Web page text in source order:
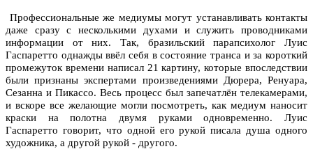
Профессиональные же медиумы могут устанавливать контакты
даже сразу с несколькими духами и служить проводниками
информации от них. Так, бразильский парапсихолог Луис
Гаспаретто однажды ввёл себя в состояние транса и за короткий
промежуток времени написал 21 картину, которые впоследствии
были признаны экспертами произведениями Дюрера, Ренуара,
Сезанна и Пикассо. Весь процесс был запечатлён телекамерами,
и вскоре все желающие могли посмотреть, как медиум наносит
краски на полотна двумя руками одновременно. Луис
Гаспаретто говорит, что одной его рукой писала душа одного
художника, а другой рукой - другого.